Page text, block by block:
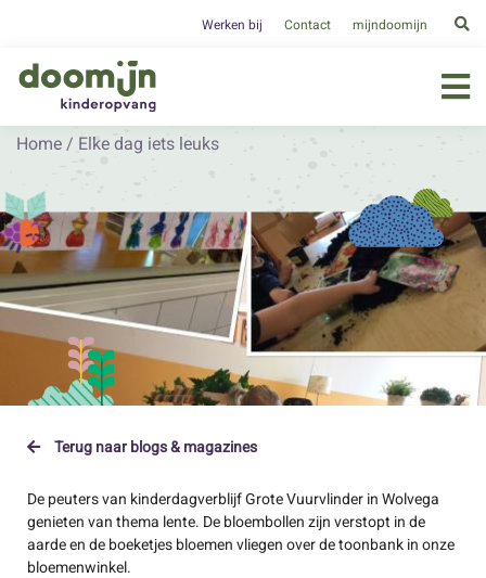
Werken bij Contact mijndoomijn
Home / Elke dag iets leuks
Terug naar blogs & magazines
De peuters van kinderdagverblijf Grote Vuurvlinder in Wolvega
genieten van thema lente. De bloembollen zijn verstopt in de
aarde en de boeketjes bloemen vliegen over de toonbank in onze
bloemenwinkel.